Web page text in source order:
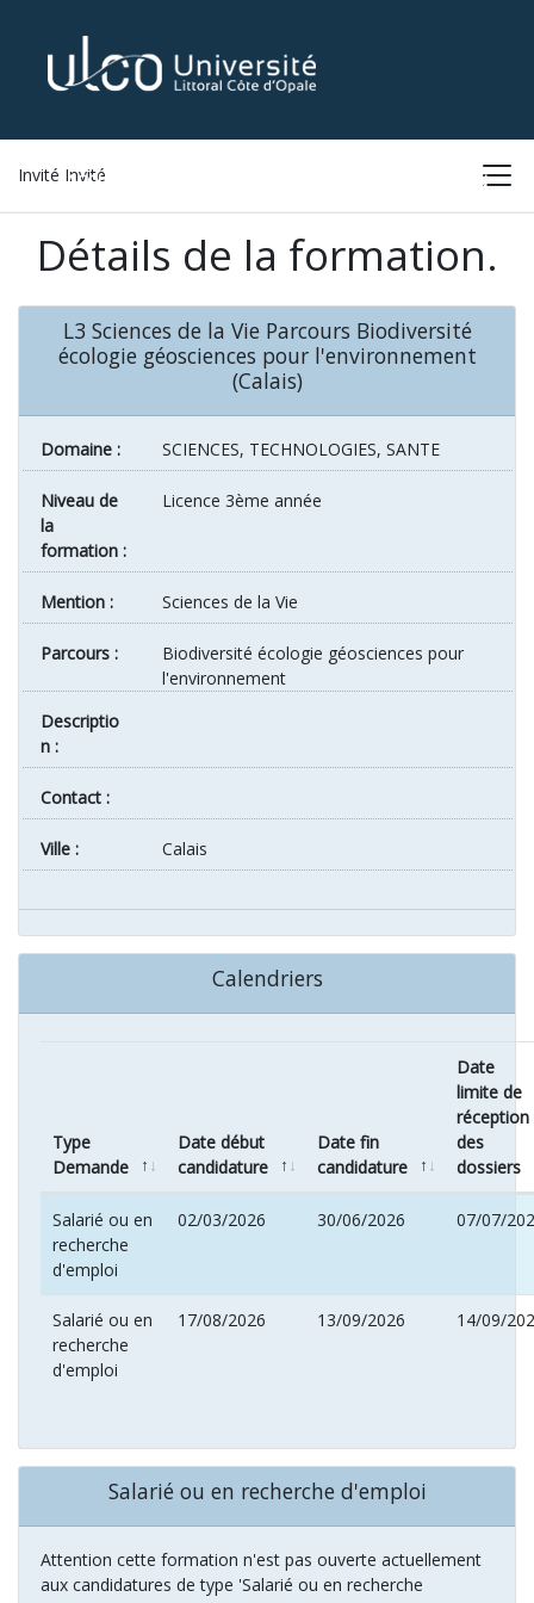
Invité Invité
ACCUEIL CONNEXION
Détails de la formation.
L3 Sciences de la Vie Parcours Biodiversité
écologie géosciences pour l'environnement
(Calais)
Domaine : SCIENCES, TECHNOLOGIES, SANTE
Niveau de
la
formation :
Licence 3ème année
Mention : Sciences de la Vie
Parcours :
Biodiversité écologie géosciences pour
l'environnement
Descriptio
n :
Contact :
ville : Calais
Calendriers
Type
Demande
Date début
candidature
Date fin
candidature
Date
limite de
réception
des
dossiers
Salarié ou en
recherche
d'emploi
02/03/2026 30/06/2026 07/07/
Salarié ou en
recherche
d'emploi
17/08/2026 13/09/2026 14/09/
Salarié ou en recherche d'emploi
Attention cette formation n'est pas ouverte actuellement
aux candidatures de type 'Salarié ou en recherche